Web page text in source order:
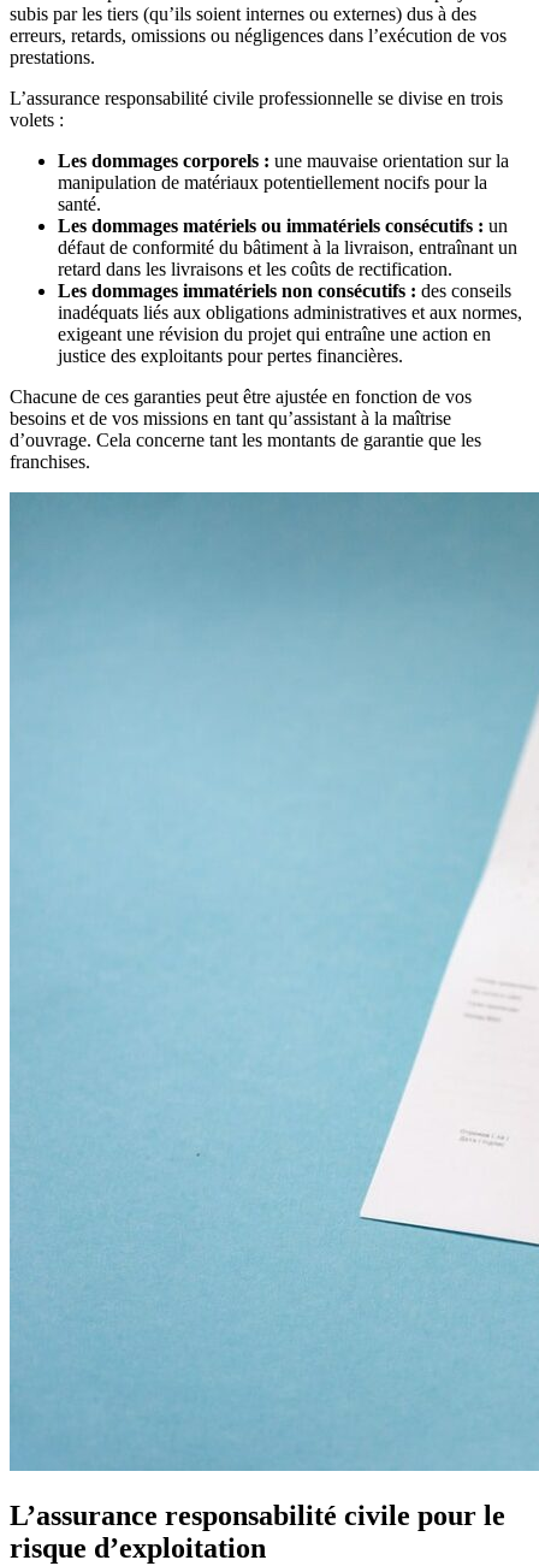
subis par les tiers (qu’ils soient internes ou externes) dus à des
erreurs, retards, omissions ou négligences dans l’exécution de vos
prestations.
L’assurance responsabilité civile professionnelle se divise en trois
volets :
Les dommages corporels : une mauvaise orientation sur la
manipulation de matériaux potentiellement nocifs pour la
santé.
Les dommages matériels ou immatériels consécutifs : un
défaut de conformité du bâtiment à la livraison, entraînant un
retard dans les livraisons et les coûts de rectification.
Les dommages immatériels non consécutifs : des conseils
inadéquats liés aux obligations administratives et aux normes,
exigeant une révision du projet qui entraîne une action en
justice des exploitants pour pertes financières.
Chacune de ces garanties peut être ajustée en fonction de vos
besoins et de vos missions en tant qu’assistant à la maîtrise
d’ouvrage. Cela concerne tant les montants de garantie que les
franchises.
L’assurance responsabilité civile pour le
risque d’exploitation